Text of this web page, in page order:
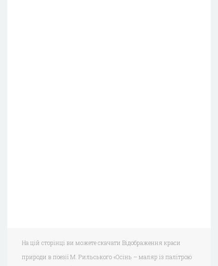
На цій сторінці ви можете скачати Відображення краси
природи в поезії М. Рильського «Осінь – маляр із палітрою